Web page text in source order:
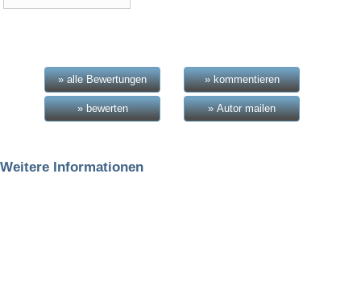
» alle Bewertungen » kommentieren
» bewerten » Autor mailen
Weitere Informationen